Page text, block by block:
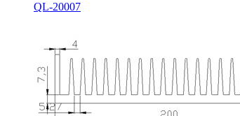
QL-20007